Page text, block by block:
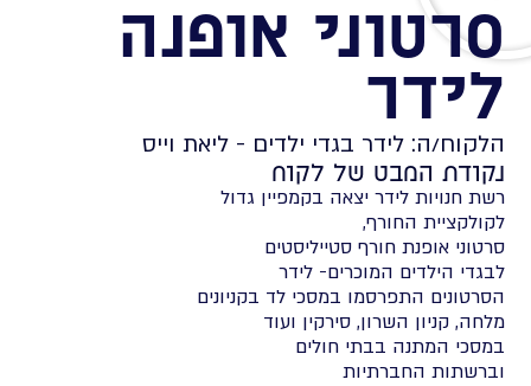
סרטוני אופנה
לידר
הלקוח/ה: לידר בגדי ילדים - ליאת וייס
נקודת המבט של לקוח
רשת חנויות לידר יצאה בקמפיין גדול
לקולקציית החורף,
סרטוני אופנת חורף סטייליסטים
לבגדי הילדים המוכרים- לידר
הסרטונים התפרסמו במסכי לד בקניונים
מלחה, קניון השרון, סירקין ועוד
במסכי המתנה בבתי חולים
וברשתות החברתיות